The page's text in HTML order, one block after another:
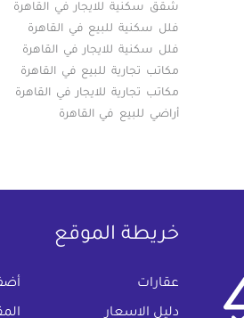
شقق سكنية للايجار في القاهرة
فلل سكنية للبيع في القاهرة
فلل سكنية للايجار في القاهرة
مكاتب تجارية للبيع في القاهرة
مكاتب تجارية للايجار في القاهرة
أراضي للبيع في القاهرة
خريطة الموقع
عقارات
دليل الاسعار